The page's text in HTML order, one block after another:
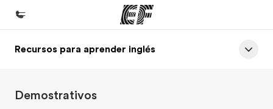
Inicio
Programas
Recursos para aprender inglés
Demostrativos